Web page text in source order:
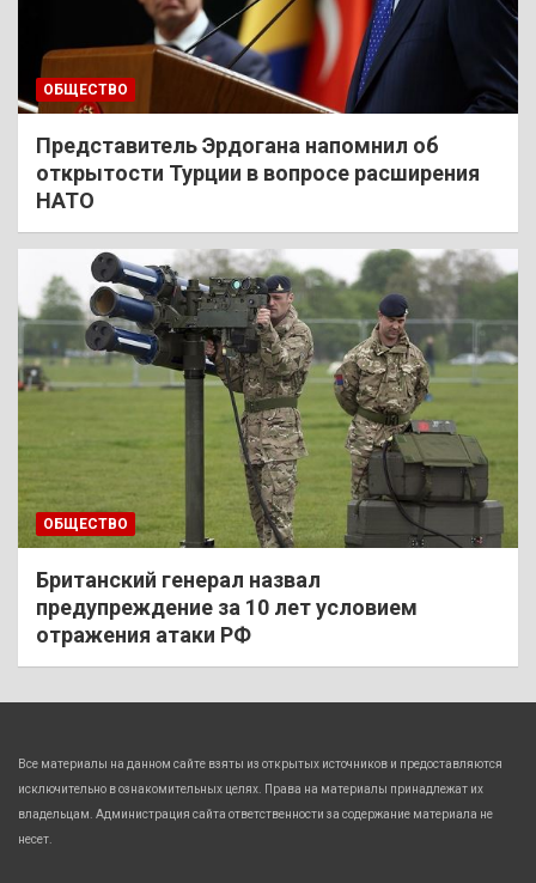
ОБЩЕСТВО
Представитель Эрдогана напомнил об
открытости Турции в вопросе расширения
НАТО
ОБЩЕСТВО
Британский генерал назвал
предупреждение за 10 лет условием
отражения атаки РФ
Все материалы на данном сайте взяты из открытых источников и предоставляются
исключительно в ознакомительных целях. Права на материалы принадлежат их
владельцам. Администрация сайта ответственности за содержание материала не
несет.